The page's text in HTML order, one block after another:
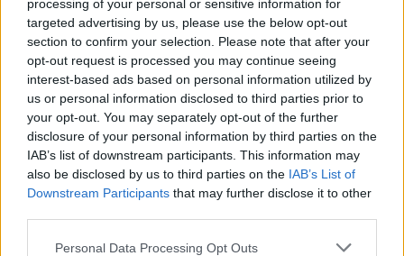
processing of your personal or sensitive information for
targeted advertising by us, please use the below opt-out
section to confirm your selection. Please note that after your
opt-out request is processed you may continue seeing
interest-based ads based on personal information utilized by
us or personal information disclosed to third parties prior to
your opt-out. You may separately opt-out of the further
disclosure of your personal information by third parties on the
IAB’s list of downstream participants. This information may
also be disclosed by us to third parties on the IAB’s List of
Downstream Participants that may further disclose it to other
Personal Data Processing Opt Outs
Michálka, aby kompromitující nahrávky zničil. Co vévodilo
zpravodajství Ekolistu v prosinci 2010, tak jistě není těžké
uhodnout. Ano, byla torezignace ministra na svůj post.
Listopad 2010 v Ekolistu: Ulovení Jana Rybáře a pár
tipů na dobré čtení
1.12.2010
Milé čtenářky a milí čtenáři,
skoro celý listopad jsme se v programu Nadace Vodafone Rok jinak
snažili získat do naší redakce Jana Rybáře. Nakonec se to povedlo a
od ledna bude tento zkušený novinář (má za sebou 12 let v Mladé
frontě DNES, mimo jiné jako vedoucí zahraničního oddělení, v roce
našeho týmu. Těšíme se na to a doufáme, žeproměna, kterou
Ekolist.cz díky této spolupráci projde , potěší i vás.